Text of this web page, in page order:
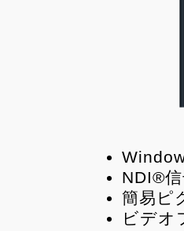
NDI®
簡易ピ
ビデオ